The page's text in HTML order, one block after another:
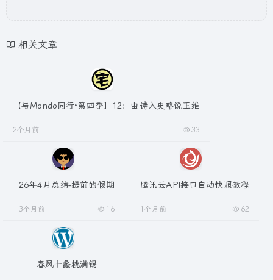
相关文章
【与Mondo同行·第四季】12：由诗入史略说王维
2个月前 33
26年4月总结-提前的假期
3个月前 16
腾讯云API接口自动快照教程
1个月前 62
春风十蠡桃满锡